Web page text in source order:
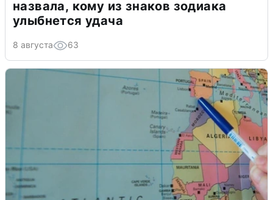
назвала, кому из знаков зодиака
улыбнется удача
8 августа 63